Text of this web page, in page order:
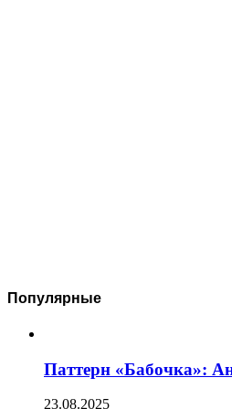
Популярные
Паттерн «Бабочка»:
23.08.2025